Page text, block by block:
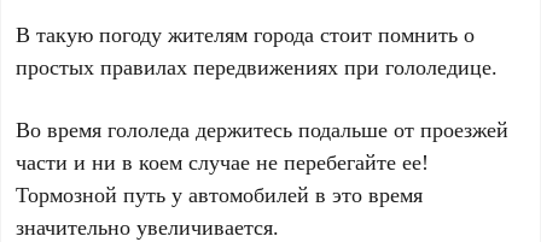
В такую погоду жителям города стоит помнить о
простых правилах передвижениях при гололедице.
Во время гололеда держитесь подальше от проезжей
части и ни в коем случае не перебегайте ее!
Тормозной путь у автомобилей в это время
значительно увеличивается.